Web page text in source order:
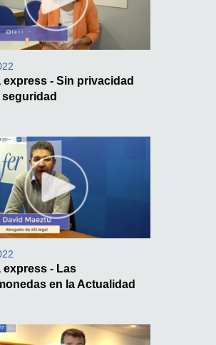
express - Sin privacidad
express - Las
en la Actualidad